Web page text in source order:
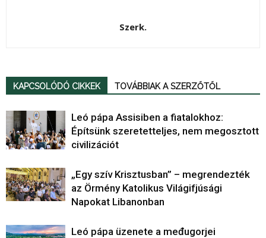
Szerk.
KAPCSOLÓDÓ CIKKEK TOVÁBBIAK A SZERZŐTŐL
Leó pápa Assisiben a fiatalokhoz:
Építsünk szeretetteljes, nem megosztott
civilizációt
„Egy szív Krisztusban” – megrendezték
az Örmény Katolikus Világifjúsági
Napokat Libanonban
Leó pápa üzenete a međugorjei